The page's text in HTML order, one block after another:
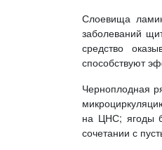
Слоевища
заболеваний
средство
способствуют
Черноплодная
на ЦНС; ягоды
сочетании с